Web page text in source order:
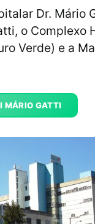
Dr. Mário
o Complexo
Verde) e a
MÁRIO GATTI